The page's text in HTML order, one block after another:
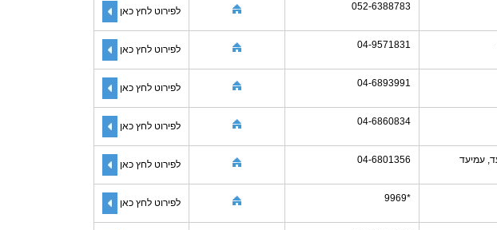
052-6388783 לפירוט לחץ כאן
04-9571831 לפירוט לחץ כאן
04-6893991 לפירוט לחץ כאן
04-6860834 לפירוט לחץ כאן
עמיעד 04-6801356 לפירוט לחץ כאן
*9969 לפירוט לחץ כאן